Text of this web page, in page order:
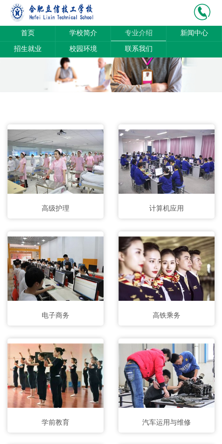
首页 学校简介 专业介绍 新闻中心
招生就业 校园环境 联系我们
高级护理 计算机应用
电子商务 高铁乘务
学前教育 汽车运用与维修